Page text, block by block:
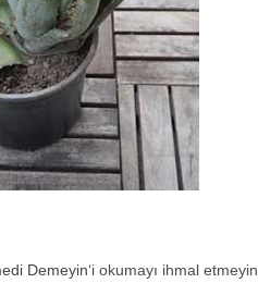
Demeyin‘i okumayı ihmal etmeyin.